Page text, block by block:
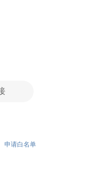
申请白名单